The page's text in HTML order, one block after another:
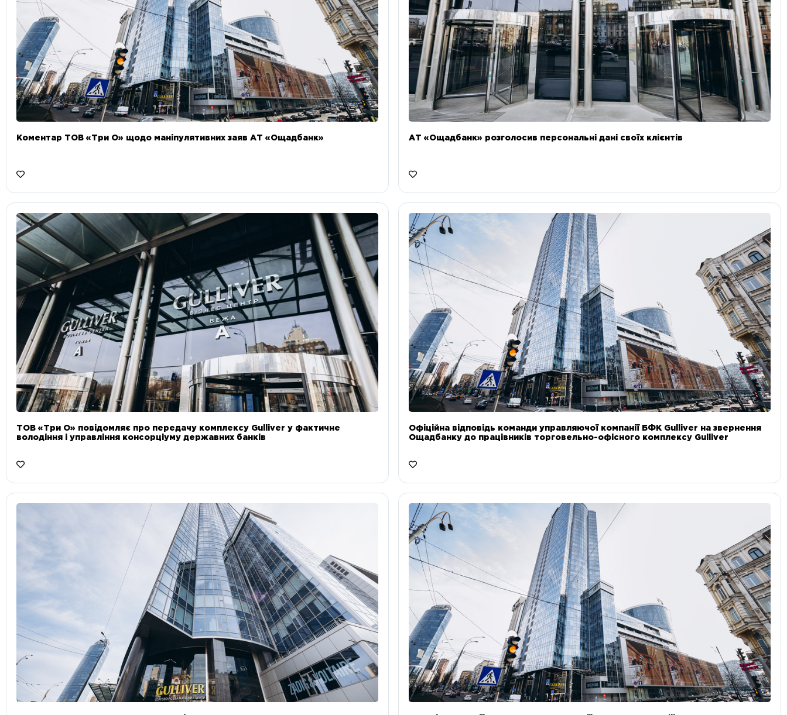
Коментар ТОВ «Три О» щодо маніпулятивних заяв АТ «Ощадбанк» АТ «Ощадбанк» розголосив персональні дані своїх клієнтів
ТОВ «Три О» повідомляє про передачу комплексу Gulliver у фактичне
володіння і управління консорціуму державних банків
Офіційна відповідь команди управляючої компанії БФК Gulliver на звернення
Ощадбанку до працівників торговельно-офісного комплексу Gulliver